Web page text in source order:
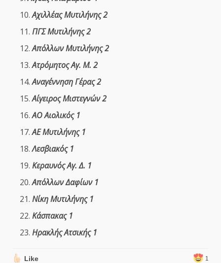
Αχιλλέας Μυτιλήνης 2
ΠΓΣ Μυτιλήνης 2
Απόλλων Μυτιλήνης 2
Ατρόμητος Αγ. Μ. 2
Αναγέννηση Γέρας 2
Αίγειρος Μιστεγνών 2
ΑΟ Αιολικός 1
ΑΕ Μυτιλήνης 1
Λεσβιακός 1
Κεραυνός Αγ. Δ. 1
Απόλλων Δαφίων 1
Νίκη Μυτιλήνης 1
Κάσπακας 1
Ηρακλής Ατσικής 1
Like 1